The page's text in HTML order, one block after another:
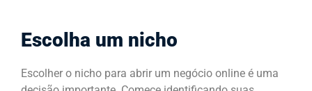
Escolha um nicho
Escolher o nicho para abrir um negócio online é uma